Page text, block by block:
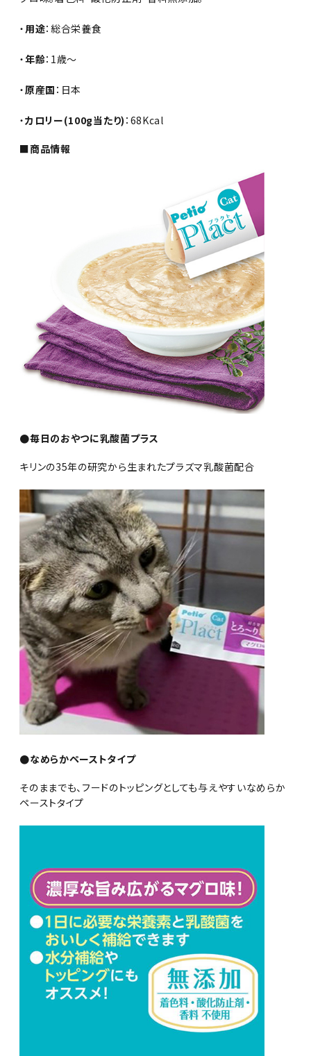
・ 用途：総合栄養食
・年齢：1歳～
・原産国 ：日本
・カロリー(100g当たり) ：68Kcal
■商品情報
●毎日のおやつに乳酸菌プラス
キリンの35年の研究から生まれたプラズマ乳酸菌配合
●なめらかペーストタイプ
そのままでも、フードのトッピングとしても与えやすいなめらか
ペーストタイプ